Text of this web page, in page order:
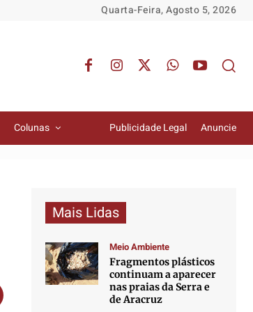
Quarta-Feira, Agosto 5, 2026
Colunas Publicidade Legal Anuncie
Mais Lidas
Meio Ambiente
Fragmentos plásticos
continuam a aparecer
nas praias da Serra e
de Aracruz